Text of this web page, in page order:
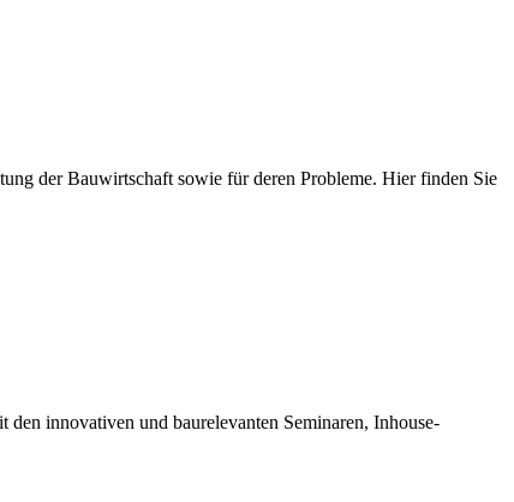
der Bauwirtschaft sowie für deren Probleme. Hier finden Sie
innovativen und baurelevanten Seminaren, Inhouse-